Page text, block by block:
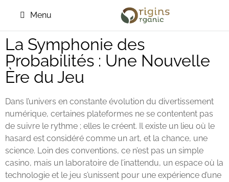
Menu
La Symphonie des
Probabilités : Une Nouvelle
Ère du Jeu
Dans l’univers en constante évolution du divertissement
numérique, certaines plateformes ne se contentent pas
de suivre le rythme ; elles le créent. Il existe un lieu où le
hasard est considéré comme un art, et la chance, une
science. Loin des conventions, ce n’est pas un simple
casino, mais un laboratoire de l’inattendu, un espace où la
technologie et le jeu s’unissent pour une expérience d’une